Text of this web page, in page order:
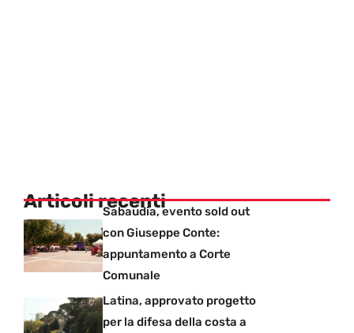
Articoli recentiSabaudia, evento sold out
con Giuseppe Conte:
appuntamento a Corte
Comunale
Latina, approvato progetto
per la difesa della costa a